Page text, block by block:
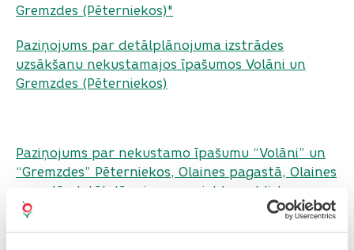
Gremzdes (Pēterniekos)"
Paziņojums par detālplānojuma izstrādes
uzsākšanu nekustamajos īpašumos Volāni un
Gremzdes (Pēterniekos)
Paziņojums par nekustamo īpašumu “Volāni” un
“Gremzdes” Pēterniekos, Olaines pagastā, Olaines
novadā, detālplānojuma projekta publisko
apspriešanu